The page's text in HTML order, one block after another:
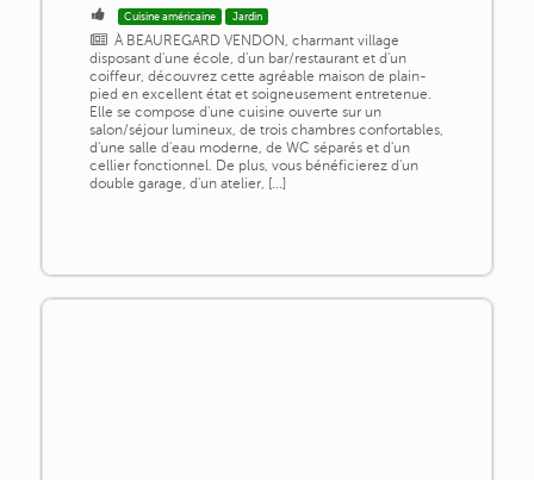
Cuisine américaine Jardin
À BEAUREGARD VENDON, charmant village
disposant d'une école, d'un bar/restaurant et d'un
coiffeur, découvrez cette agréable maison de plain-
pied en excellent état et soigneusement entretenue.
Elle se compose d'une cuisine ouverte sur un
salon/séjour lumineux, de trois chambres confortables,
d'une salle d'eau moderne, de WC séparés et d'un
cellier fonctionnel. De plus, vous bénéficierez d'un
double garage, d'un atelier, [...]